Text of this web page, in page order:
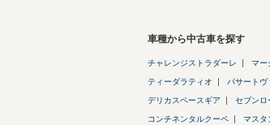
車種から中古車を探す
チャレンジストラダーレ マー
ティーダラティオ パサートヴ
デリカスペースギア セブンロ
コンチネンタルクーペ マスタ